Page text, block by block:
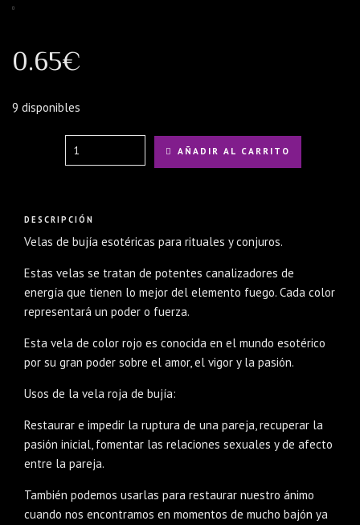
0.65€
9 disponibles
Quantity
AÑADIR AL CARRITO
DESCRIPCIÓN
Velas de bujía esotéricas para rituales y conjuros.
Estas velas se tratan de potentes canalizadores de
energía que tienen lo mejor del elemento fuego. Cada color
representará un poder o fuerza.
Esta vela de color rojo es conocida en el mundo esotérico
por su gran poder sobre el amor, el vigor y la pasión.
Usos de la vela roja de bujía:
Restaurar e impedir la ruptura de una pareja, recuperar la
pasión inicial, fomentar las relaciones sexuales y de afecto
entre la pareja.
También podemos usarlas para restaurar nuestro ánimo
cuando nos encontramos en momentos de mucho bajón ya